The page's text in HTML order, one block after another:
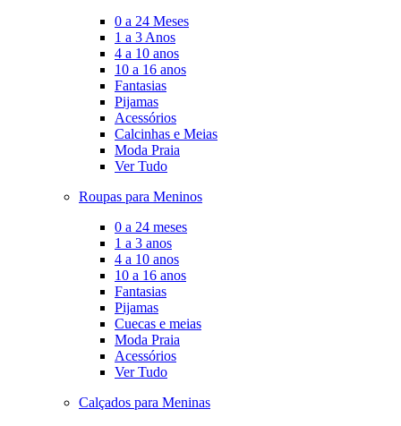
0 a 24 Meses
1 a 3 Anos
4 a 10 anos
10 a 16 anos
Fantasias
Pijamas
Acessórios
Calcinhas e Meias
Moda Praia
Ver Tudo
Roupas para Meninos
0 a 24 meses
1 a 3 anos
4 a 10 anos
10 a 16 anos
Fantasias
Pijamas
Cuecas e meias
Moda Praia
Acessórios
Ver Tudo
Calçados para Meninas